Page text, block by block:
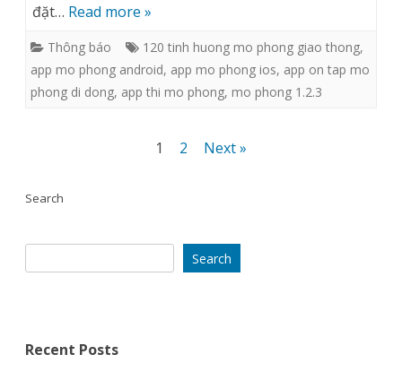
120
tình
đặt… Read more »
Thông báo 120 tinh huong mo phong giao thong,
app mo phong android, app mo phong ios, app on tap mo
phong di dong, app thi mo phong, mo phong 1.2.3
1 2 Next »
Search
Search
Recent Posts